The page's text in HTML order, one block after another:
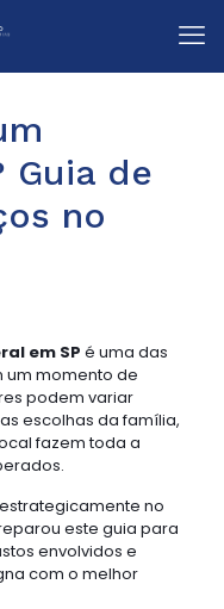
Guia de
no
em SP é uma das
um momento de
podem variar
escolhas da família,
fazem toda a
no
este guia para
envolvidos e
com o melhor